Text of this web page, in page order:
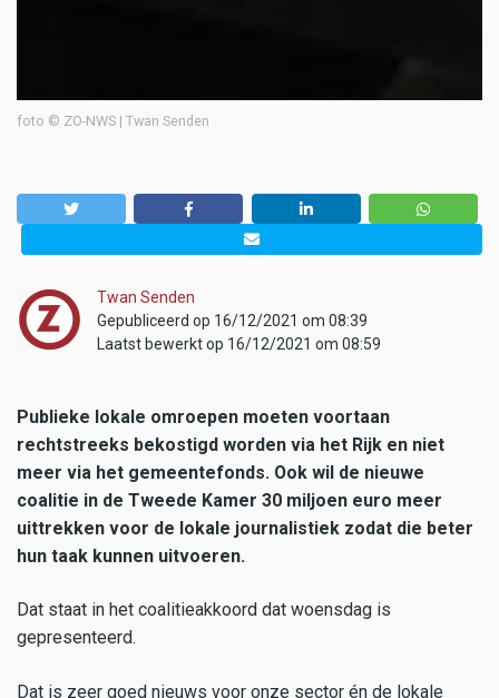
foto © ZO-NWS | Twan Senden
Twan Senden
Gepubliceerd op 16/12/2021 om 08:39
Laatst bewerkt op 16/12/2021 om 08:59
Publieke lokale omroepen moeten voortaan
rechtstreeks bekostigd worden via het Rijk en niet
meer via het gemeentefonds. Ook wil de nieuwe
coalitie in de Tweede Kamer 30 miljoen euro meer
uittrekken voor de lokale journalistiek zodat die beter
hun taak kunnen uitvoeren.
Dat staat in het coalitieakkoord dat woensdag is
gepresenteerd.
Dat is zeer goed nieuws voor onze sector én de lokale